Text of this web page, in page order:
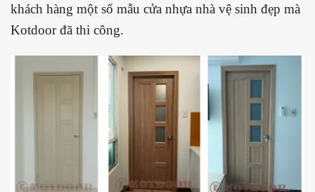
khách hàng một số mẫu cửa nhựa nhà vệ sinh đẹp mà
Kotdoor đã thi công.